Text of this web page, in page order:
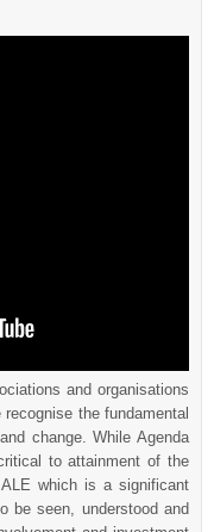
and organisations
the fundamental
change. While Agenda
to attainment of the
which is a significant
be seen, understood and